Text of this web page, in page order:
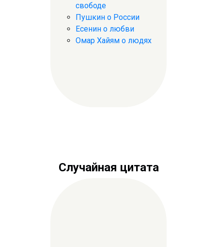
свободе
Пушкин о России
Есенин о любви
Омар Хайям о людях
Случайная цитата